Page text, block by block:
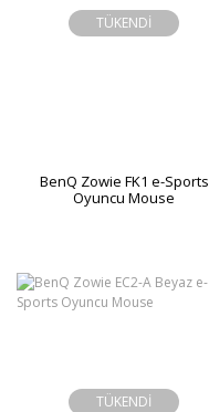
TÜKENDİ
BenQ Zowie FK1 e-Sports
Oyuncu Mouse
TÜKENDİ